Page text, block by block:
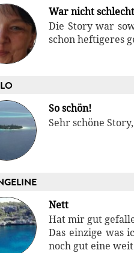
War nicht schlecht
Die Story war
schon heftigeres
So schön!
Sehr schöne
Nett
Hat mir gut
Das einzige was
noch gut eine